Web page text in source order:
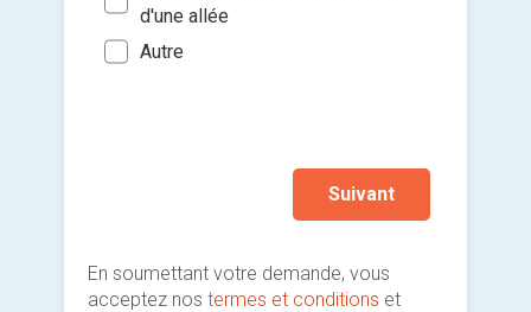
d'une allée
Autre
Suivant
En soumettant votre demande, vous
acceptez nostermes et conditions et